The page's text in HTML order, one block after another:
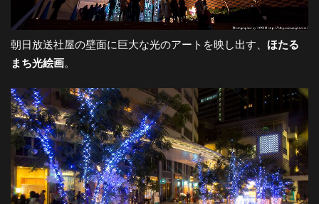
朝日放送社屋の壁面に巨大な光のアートを映し出す、 ほたる
まち光絵画。